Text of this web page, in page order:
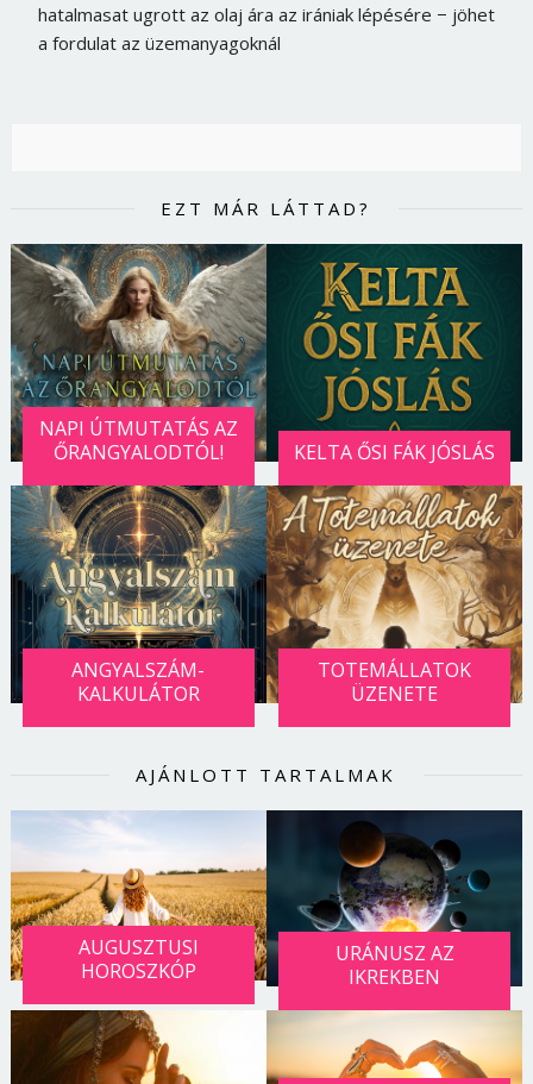
hatalmasat ugrott az olaj ára az irániak lépésére − jöhet
a fordulat az üzemanyagoknál
EZT MÁR LÁTTAD?
NAPI ÚTMUTATÁS AZ
ŐRANGYALODTÓL!
KELTA ŐSI FÁK JÓSLÁS
ANGYALSZÁM-
KALKULÁTOR
TOTEMÁLLATOK
ÜZENETE
AJÁNLOTT TARTALMAK
AUGUSZTUSI
HOROSZKÓP
URÁNUSZ AZ
IKREKBEN